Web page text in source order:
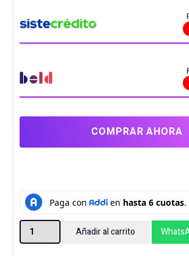
$
COMPRAR AHORA
DISCO
SSD
Añadir al carrito